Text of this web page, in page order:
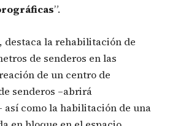
”.
destaca la rehabilitación de
de senderos en las
de un centro de
senderos –abrirá
así como la habilitación de una